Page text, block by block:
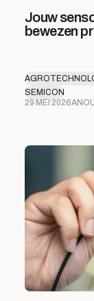
Jouw
bewezen
SEMICON
29 MEI 2026